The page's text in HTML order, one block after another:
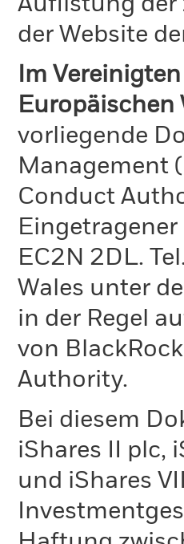
Auflistung der
der Website
Im
Europäischen
vorliegende
Management
Conduct
EC2N 2DL.
Wales unter
in der Regel
von
Authority.
Bei diesem
iShares II plc,
und iShares